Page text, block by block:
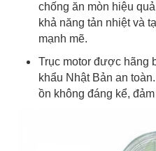
chống ăn mòn hiệu
khả năng tản nhiệt và
mạnh mẽ.
Trục motor được hãng
khẩu Nhật Bản an
ồn không đáng kể,